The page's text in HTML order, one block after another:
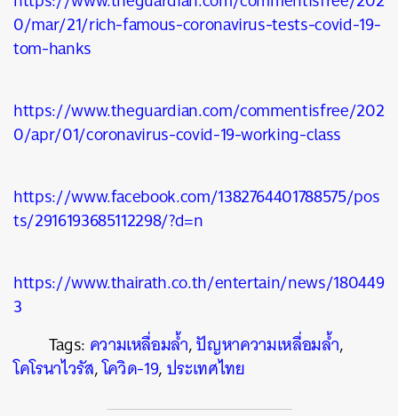
0/mar/21/rich-famous-coronavirus-tests-covid-19-
tom-hanks
https://www.theguardian.com/commentisfree/202
0/apr/01/coronavirus-covid-19-working-class
https://www.facebook.com/1382764401788575/pos
ts/2916193685112298/?d=n
https://www.thairath.co.th/entertain/news/180449
3
Tags: ความเหลื่อมล้ำ,ปัญหาความเหลื่อมล้ำ,
โคโรนาไวรัส,โควิด-19,ประเทศไทย